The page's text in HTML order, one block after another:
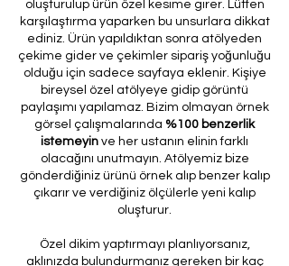
oluşturulup ürün özel kesime girer. Lütfen
karşılaştırma yaparken bu unsurlara dikkat
ediniz. Ürün yapıldıktan sonra atölyeden
çekime gider ve çekimler sipariş yoğunluğu
olduğu için sadece sayfaya eklenir. Kişiye
bireysel özel atölyeye gidip görüntü
paylaşımı yapılamaz. Bizim olmayan örnek
görsel çalışmalarında %100 benzerlik
istemeyin ve her ustanın elinin farklı
olacağını unutmayın. Atölyemiz bize
gönderdiğiniz ürünü örnek alıp benzer kalıp
çıkarır ve verdiğiniz ölçülerle yeni kalıp
oluşturur.
Özel dikim yaptırmayı planlıyorsanız,
aklınızda bulundurmanız gereken bir kaç